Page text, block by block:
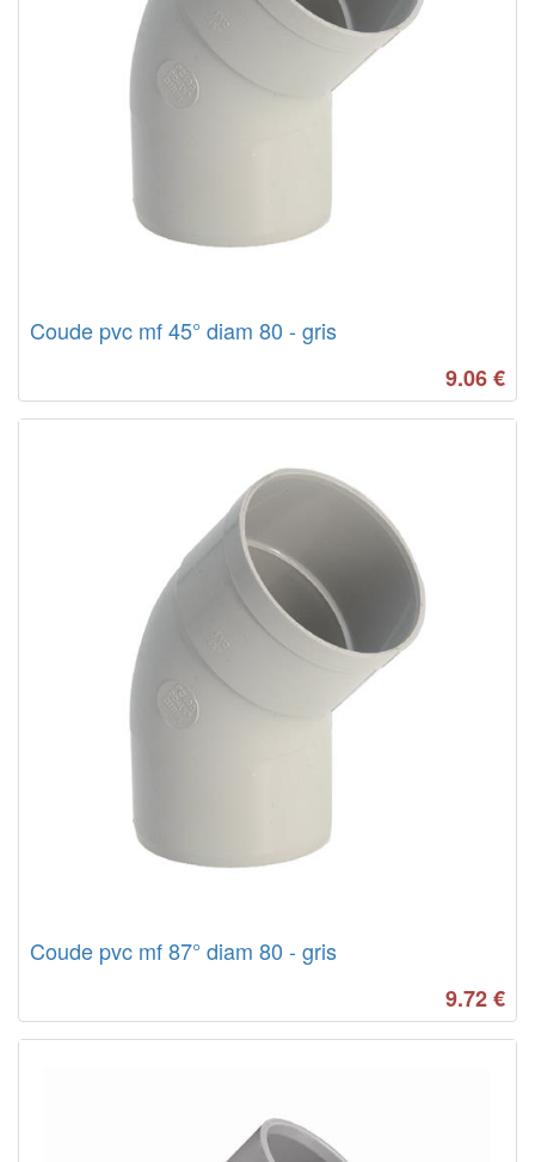
Coude pvc mf 45° diam 80 - gris
9.06€
Coude pvc mf 87° diam 80 - gris
9.72€